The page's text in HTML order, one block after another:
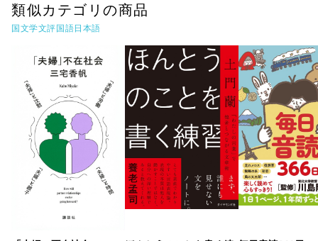
類似カテゴリの商品
国文学文評国語日本語